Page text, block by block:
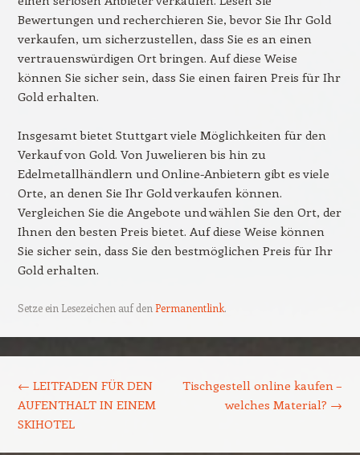
Bewertungen und recherchieren Sie, bevor Sie Ihr Gold
verkaufen, um sicherzustellen, dass Sie es an einen
vertrauenswürdigen Ort bringen. Auf diese Weise
können Sie sicher sein, dass Sie einen fairen Preis für Ihr
Gold erhalten.
Insgesamt bietet Stuttgart viele Möglichkeiten für den
Verkauf von Gold. Von Juwelieren bis hin zu
Edelmetallhändlern und Online-Anbietern gibt es viele
Orte, an denen Sie Ihr Gold verkaufen können.
Vergleichen Sie die Angebote und wählen Sie den Ort, der
Ihnen den besten Preis bietet. Auf diese Weise können
Sie sicher sein, dass Sie den bestmöglichen Preis für Ihr
Gold erhalten.
Setze ein Lesezeichen auf denPermanentlink.
← LEITFADEN FÜR DEN
AUFENTHALT IN EINEM
SKIHOTEL
Tischgestell online kaufen –
welches Material? →